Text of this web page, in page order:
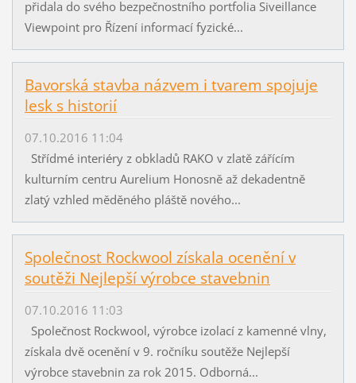
přidala do svého bezpečnostního portfolia Siveillance
Viewpoint pro Řízení informací fyzické...
Bavorská stavba názvem i tvarem spojuje
lesk s historií
07.10.2016 11:04
Střídmé interiéry z obkladů RAKO v zlatě zářícím
kulturním centru Aurelium Honosně až dekadentně
zlatý vzhled měděného pláště nového...
Společnost Rockwool získala ocenění v
soutěži Nejlepší výrobce stavebnin
07.10.2016 11:03
Společnost Rockwool, výrobce izolací z kamenné vlny,
získala dvě ocenění v 9. ročníku soutěže Nejlepší
výrobce stavebnin za rok 2015. Odborná...